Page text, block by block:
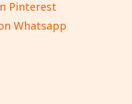
Pinterest
Whatsapp